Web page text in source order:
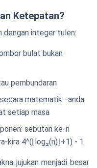
Ketepatan?
dengan integer tulen:
bulat bukan
pembundaran
matematik—anda
setiap masa
sebutan ke-n
kira 4^(⌊log₂(n)⌋+1) - 1
jujukan menjadi besar